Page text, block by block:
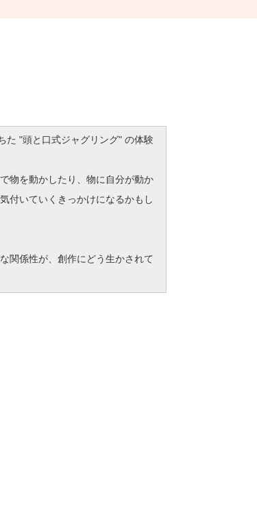
た "頭と口式ジャグリング" の体験
物を動かしたり、物に自分が動か
付いていくきっかけになるかもし
関係性が、創作にどう生かされて